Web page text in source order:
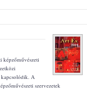
képzőművészeti
kapcsolódik. A
szervezetek